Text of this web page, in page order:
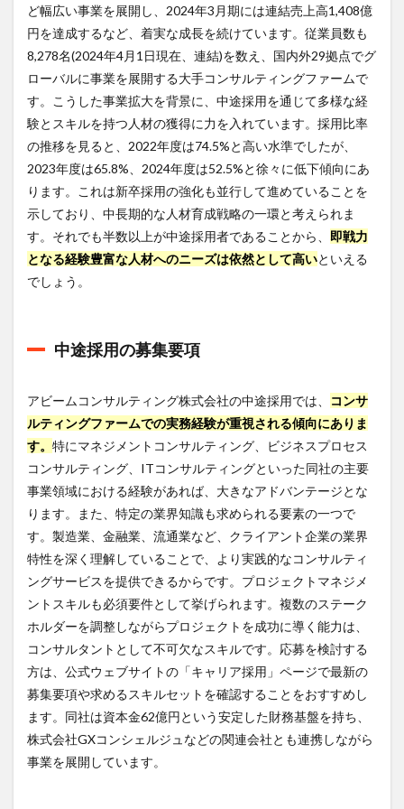
ジレ
カが
おす
す
め！
8
まと
ど幅広い事業を展開し、2024年3月期には連結売上高1,408億
円を達成するなど、着実な成長を続けています。従業員数も
8,278名(2024年4月1日現在、連結)を数え、国内外29拠点でグ
ローバルに事業を展開する大手コンサルティングファームで
す。こうした事業拡大を背景に、中途採用を通じて多様な経
験とスキルを持つ人材の獲得に力を入れています。採用比率
の推移を見ると、2022年度は74.5%と高い水準でしたが、
2023年度は65.8%、2024年度は52.5%と徐々に低下傾向にあ
ります。これは新卒採用の強化も並行して進めていることを
示しており、中長期的な人材育成戦略の一環と考えられま
す。それでも半数以上が中途採用者であることから、 即戦力
となる経験豊富な人材へのニーズは依然として高いといえる
でしょう。
中途採用の募集要項
アビームコンサルティング株式会社の中途採用では、
コンサ
ルティングファームでの実務経験が重視される傾向にありま
す。 特にマネジメントコンサルティング、ビジネスプロセス
コンサルティング、ITコンサルティングといった同社の主要
事業領域における経験があれば、大きなアドバンテージとな
ります。また、特定の業界知識も求められる要素の一つで
す。製造業、金融業、流通業など、クライアント企業の業界
特性を深く理解していることで、より実践的なコンサルティ
ングサービスを提供できるからです。プロジェクトマネジメ
ントスキルも必須要件として挙げられます。複数のステーク
ホルダーを調整しながらプロジェクトを成功に導く能力は、
コンサルタントとして不可欠なスキルです。応募を検討する
方は、公式ウェブサイトの「キャリア採用」ページで最新の
募集要項や求めるスキルセットを確認することをおすすめし
ます。同社は資本金62億円という安定した財務基盤を持ち、
株式会社GXコンシェルジュなどの関連会社とも連携しながら
事業を展開しています。